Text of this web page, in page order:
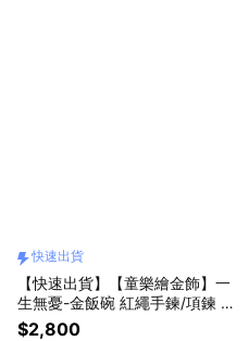
快速出貨
【快速出貨】【童樂繪金飾】一
生無憂-金飯碗 紅繩手鍊/項鍊 彌
月黃金禮盒 約重0.05錢±0.02
$2,800